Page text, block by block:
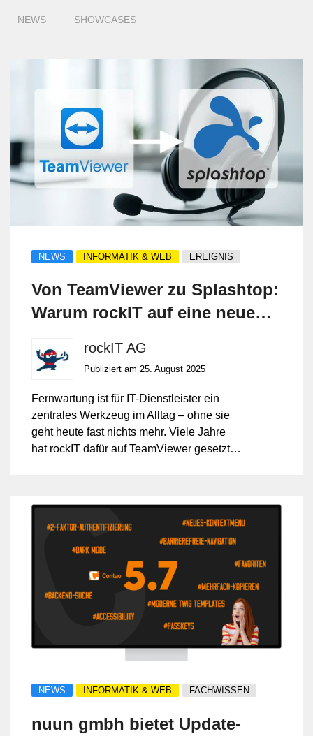
NEWS SHOWCASES
NEWS INFORMATIK & WEB EREIGNIS
Von TeamViewer zu Splashtop:
Warum rockIT auf eine neue
rockIT AG
Publiziert am 25. August 2025
Fernwartung ist für IT-Dienstleister ein
zentrales Werkzeug im Alltag – ohne sie
geht heute fast nichts mehr. Viele Jahre
hat rockIT dafür auf TeamViewer gesetzt.
entschieden: von TeamViewer hin zu
Splashtop.
NEWS INFORMATIK & WEB FACHWISSEN
nuun gmbh bietet Update-